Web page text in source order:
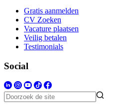
Gratis aanmelden
CV Zoeken
Vacature plaatsen
Veilig betalen
Testimonials
Social